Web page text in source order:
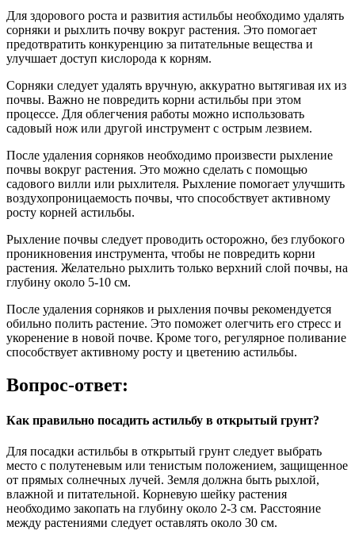
Для здорового роста и развития астильбы необходимо удалять
сорняки и рыхлить почву вокруг растения. Это помогает
предотвратить конкуренцию за питательные вещества и
улучшает доступ кислорода к корням.
Сорняки следует удалять вручную, аккуратно вытягивая их из
почвы. Важно не повредить корни астильбы при этом
процессе. Для облегчения работы можно использовать
садовый нож или другой инструмент с острым лезвием.
После удаления сорняков необходимо произвести рыхление
почвы вокруг растения. Это можно сделать с помощью
садового вилли или рыхлителя. Рыхление помогает улучшить
воздухопроницаемость почвы, что способствует активному
росту корней астильбы.
Рыхление почвы следует проводить осторожно, без глубокого
проникновения инструмента, чтобы не повредить корни
растения. Желательно рыхлить только верхний слой почвы, на
глубину около 5-10 см.
После удаления сорняков и рыхления почвы рекомендуется
обильно полить растение. Это поможет олегчить его стресс и
укоренение в новой почве. Кроме того, регулярное поливание
способствует активному росту и цветению астильбы.
Вопрос-ответ:
Как правильно посадить астильбу в открытый грунт?
Для посадки астильбы в открытый грунт следует выбрать
место с полутеневым или тенистым положением, защищенное
от прямых солнечных лучей. Земля должна быть рыхлой,
влажной и питательной. Корневую шейку растения
необходимо закопать на глубину около 2-3 см. Расстояние
между растениями следует оставлять около 30 см.